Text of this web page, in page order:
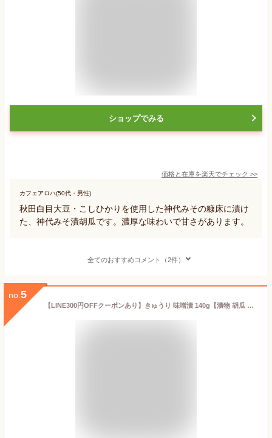
ショップでみる
価格と在庫を楽天でチェック >>
カフェアロハ(50代・男性)
秋田白目大豆・こしひかりを使用した神代みその糠床に漬け
た、神代みそ漬胡瓜です。濃厚な味わいで甘さがあります。
全てのおすすめコメント（2件）
no. 5
【LINE300円OFFクーポンあり】きゅうり 味噌漬 140g【漬物 胡瓜 キュウリ みそ漬 味噌漬け みそ漬け 発酵 発酵食品 ご飯のお供 お取り寄せ ギフト プレゼント みそ 味噌】